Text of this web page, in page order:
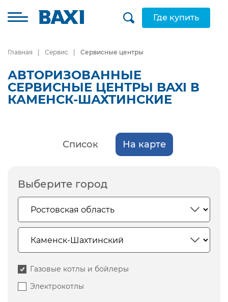
Где купить
Главная Сервис Сервисные центры
АВТОРИЗОВАННЫЕ
СЕРВИСНЫЕ ЦЕНТРЫ BAXI В
КАМЕНСК-ШАХТИНСКИЕ
Список На карте
Выберите город
Газовые котлы и бойлеры
Электрокотлы